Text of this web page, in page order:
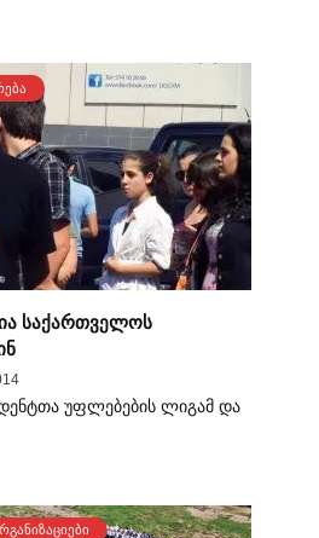
საქართველოს
უფლებების ლიგამ და